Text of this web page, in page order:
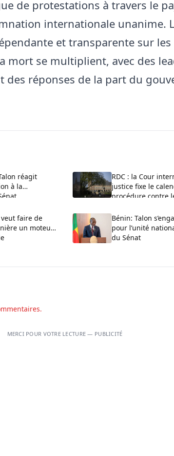
de protestations à travers le
internationale unanime.
et transparente sur les
mort se multiplient, avec des
des réponses de la part du
réagit
à la
RDC : la Cour
justice fixe le
procédure contre
faire de
un moteur
Bénin: Talon
pour l’unité
du Sénat
MERCI POUR VOTRE LECTURE — PUBLICITÉ